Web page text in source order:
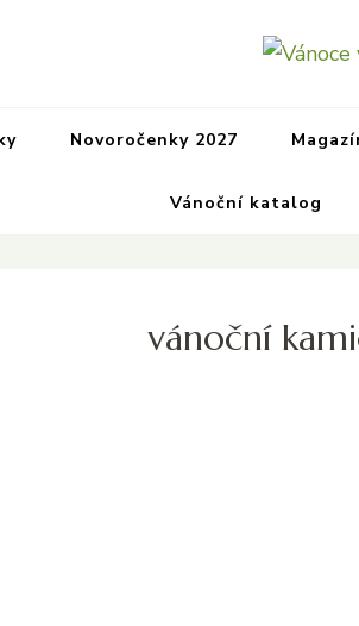
Novoročenky 2027
Vánoční katalog
vánoční